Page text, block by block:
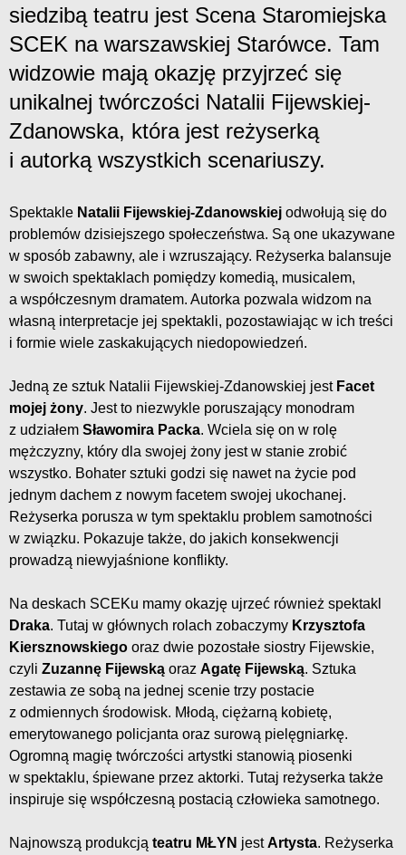
siedzibą teatru jest Scena Staromiejska
SCEK na warszawskiej Starówce. Tam
widzowie mają okazję przyjrzeć się
unikalnej twórczości Natalii Fijewskiej-
Zdanowska, która jest reżyserką
i autorką wszystkich scenariuszy.
Spektakle Natalii Fijewskiej-Zdanowskiej odwołują się do
problemów dzisiejszego społeczeństwa. Są one ukazywane
w sposób zabawny, ale i wzruszający. Reżyserka balansuje
w swoich spektaklach pomiędzy komedią, musicalem,
a współczesnym dramatem. Autorka pozwala widzom na
własną interpretacje jej spektakli, pozostawiając w ich treści
i formie wiele zaskakujących niedopowiedzeń.
Jedną ze sztuk Natalii Fijewskiej-Zdanowskiej jest Facet
mojej żony. Jest to niezwykle poruszający monodram
z udziałem Sławomira Packa. Wciela się on w rolę
mężczyzny, który dla swojej żony jest w stanie zrobić
wszystko. Bohater sztuki godzi się nawet na życie pod
jednym dachem z nowym facetem swojej ukochanej.
Reżyserka porusza w tym spektaklu problem samotności
w związku. Pokazuje także, do jakich konsekwencji
prowadzą niewyjaśnione konflikty.
Na deskach SCEKu mamy okazję ujrzeć również spektakl
Draka. Tutaj w głównych rolach zobaczymy Krzysztofa
Kiersznowskiego oraz dwie pozostałe siostry Fijewskie,
czyli Zuzannę Fijewską oraz Agatę Fijewską. Sztuka
zestawia ze sobą na jednej scenie trzy postacie
z odmiennych środowisk. Młodą, ciężarną kobietę,
emerytowanego policjanta oraz surową pielęgniarkę.
Ogromną magię twórczości artystki stanowią piosenki
w spektaklu, śpiewane przez aktorki. Tutaj reżyserka także
inspiruje się współczesną postacią człowieka samotnego.
Najnowszą produkcją teatru MŁYN jest Artysta. Reżyserka